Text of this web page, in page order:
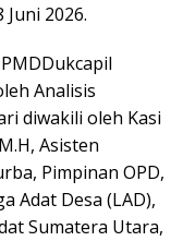
2026.
Analisis
diwakili oleh Kasi
Asisten
Pimpinan OPD,
Adat Desa (LAD),
Sumatera Utara,